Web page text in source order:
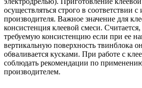
осуществляться строго в соответствии
производителя. Важное значение для
консистенция клеевой смеси.
требуемую консистенцию если при ее
вертикальную поверхность твинблока
обваливается кусками. При работе с
соблюдать рекомендации по
производителем.